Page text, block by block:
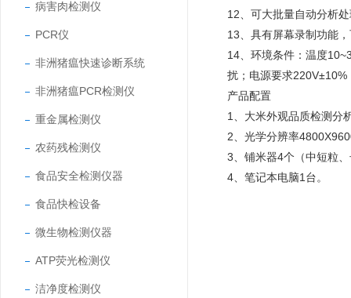
病害肉检测仪
PCR仪
非洲猪瘟快速诊断系统
非洲猪瘟PCR检测仪
重金属检测仪
农药残检测仪
食品安全检测仪器
食品快检设备
微生物检测仪器
ATP荧光检测仪
洁净度检测仪
12、可大批量自动分析
13、具有屏幕录制功能
14、环境条件：温度
扰；电源要求
产品配置
1、大米外观品质检测分
2、光学分辨率
3、铺米器4个（中短粒
4、笔记本电脑1台。